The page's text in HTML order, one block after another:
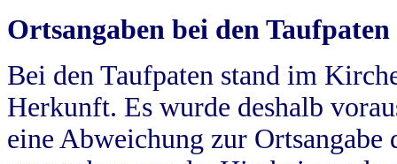
Ortsangaben bei den Taufpaten
Bei den Taufpaten stand im
Herkunft. Es wurde deshalb
eine Abweichung zur